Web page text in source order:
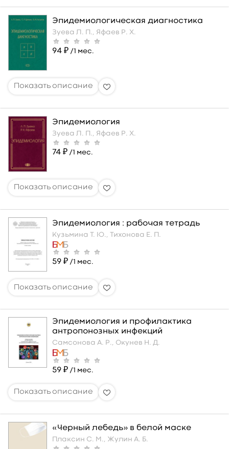
Эпидемиологическая диагностика
Зуева Л. П., Яфаев Р. Х.
94 ₽ /1 мес.
Эпидемиология
Зуева Л. П., Яфаев Р. Х.
74 ₽ /1 мес.
Эпидемиология : рабочая тетрадь
Кузьмина Т. Ю., Тихонова Е. П.
59 ₽ /1 мес.
Эпидемиология и профилактика
антропонозных инфекций
Самсонова А. Р., Окунев Н. Д.
59 ₽ /1 мес.
«Черный лебедь» в белой маске
Плаксин С. М., Жулин А. Б.